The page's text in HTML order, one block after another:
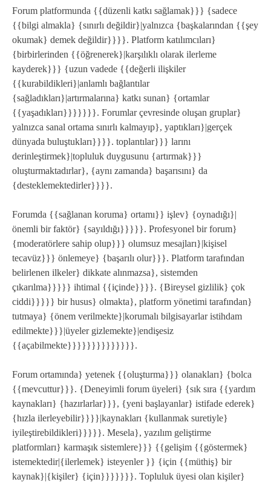
Forum platformunda {{düzenli katkı sağlamak}}} {sadece
{{bilgi almakla} {sınırlı değildir}|yalnızca {başkalarından {{şey
okumak} demek değildir}}}}. Platform katılımcıları}
{birbirlerinden {{öğrenerek}|karşılıklı olarak ilerleme
kayderek}}} {uzun vadede {{değerli ilişkiler
{{kurabildikleri}|anlamlı bağlantılar
{sağladıkları}|artırmalarına} katkı sunan} {ortamlar
{{yaşadıkları}}}}}}}. Forumlar çevresinde oluşan gruplar}
yalnızca sanal ortama sınırlı kalmayıp}, yaptıkları}|gerçek
dünyada buluştukları}}}}. toplantılar}}} larını
derinleştirmek}|topluluk duygusunu {artırmak}}}
oluşturmaktadırlar}, {aynı zamanda} başarısını} da
{desteklemektedirler}}}}.
Forumda {{sağlanan koruma} ortamı}} işlev} {oynadığı}|
önemli bir faktör} {sayıldığı}}}}}. Profesyonel bir forum}
{moderatörlere sahip olup}}} olumsuz mesajları}|kişisel
tecavüz}}} önlemeye} {başarılı olur}}}. Platform tarafından
belirlenen ilkeler} dikkate alınmazsa}, sistemden
çıkarılma}}}}} ihtimal {{içinde}}}}. {Bireysel gizlilik} çok
ciddi}}}}} bir husus} olmakta}, platform yönetimi tarafından}
tutmaya} {önem verilmekte}|korumalı bilgisayarlar istihdam
edilmekte}}}|üyeler gizlemekte}|endişesiz
{{açabilmekte}}}}}}}}}}}}}}.
Forum ortamında} yetenek {{oluşturma}}} olanakları} {bolca
{{mevcuttur}}}. {Deneyimli forum üyeleri} {sık sıra {{yardım
kaynakları} {hazırlarlar}}}, {yeni başlayanlar} istifade ederek}
{hızla ilerleyebilir}}}}|kaynakları {kullanmak suretiyle}
iyileştirebildikleri}}}}}. Mesela}, yazılım geliştirme
platformları} karmaşık sistemlere}}} {{gelişim {{göstermek}
istemektedir|{ilerlemek} isteyenler }} {için {{müthiş} bir
kaynak}|{kişiler} {için}}}}}}}. Topluluk üyesi olan kişiler}